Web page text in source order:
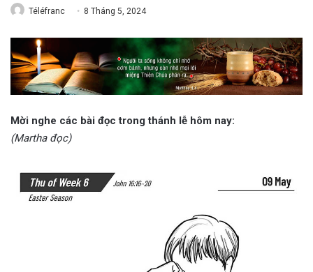
Téléfranc 8 Tháng 5, 2024
Mời nghe các bài đọc trong thánh lễ hôm nay:
(Martha đọc)